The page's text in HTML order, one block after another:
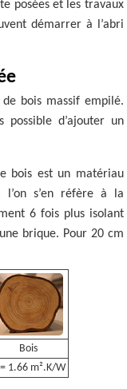
posées et les travaux
démarrer à l’abri
bois massif empilé.
possible d’ajouter un
bois est un matériau
l’on s’en réfère à la
6 fois plus isolant
brique. Pour 20 cm
Bois
1.66 m².K/W